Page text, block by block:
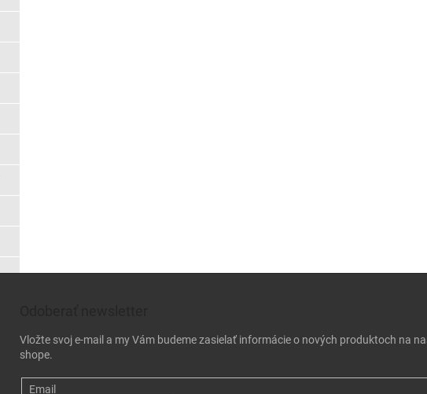
Vložte svoj e-mail a my Vám budeme zasielať informácie o nových produktoch na
shope.
Email